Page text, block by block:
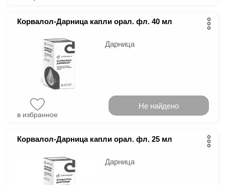
Корвалол-Дарница капли орал. фл. 40 мл
Дарница
в избранное
Не найдено
Корвалол-Дарница капли орал. фл. 25 мл
Дарница